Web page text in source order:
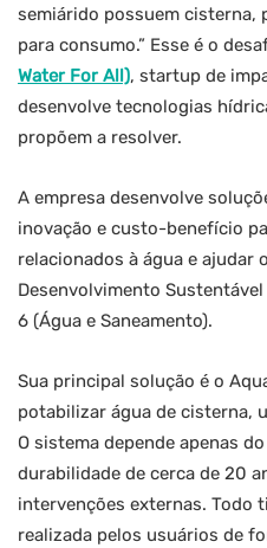
semiárido possuem cisterna,
para consumo.” Esse é o
Water For All), startup de
desenvolve tecnologias
propõem a resolver.
A empresa desenvolve
inovação e custo-benefício
relacionados à água e ajudar
Desenvolvimento
6 (Água e Saneamento).
Sua principal solução é o
potabilizar água de cisterna,
O sistema depende apenas
durabilidade de cerca de 20
intervenções externas. Todo
realizada pelos usuários de